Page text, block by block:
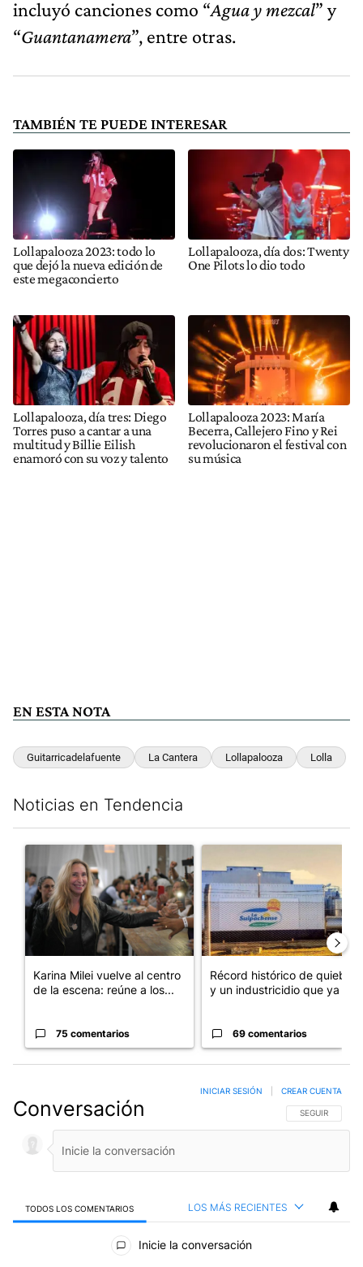
incluyó canciones como “Agua y mezcal” y
“Guantanamera”, entre otras.
TAMBIÉN TE PUEDE INTERESAR
Lollapalooza 2023: todo lo
que dejó la nueva edición de
este megaconcierto
Lollapalooza, día dos: Twenty
One Pilots lo dio todo
Lollapalooza, día tres: Diego
Torres puso a cantar a una
multitud y Billie Eilish
enamoró con su voz y talento
Lollapalooza 2023: María
Becerra, Callejero Fino y Rei
revolucionaron el festival con
su música
EN ESTA NOTA
Guitarricadelafuente La Cantera Lollapalooza Lolla
Noticias en Tendencia
Un artículo de tendencia con el título "Karina Milei vuelve al
Karina Milei vuelve al centro
de la escena: reúne a los...
75 comentarios
Récord histórico de quiebras
y un industricidio que ya ...
69 comentarios
Conversación SIGA ESTA
SEGUIR
INICIAR SESIÓN CREAR CUENTA
TODOS LOS COMENTARIOS LOS MÁS RECIENTES
Todos los comentarios
Inicie la conversación